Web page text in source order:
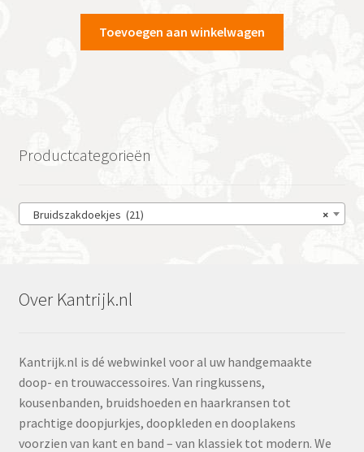
Toevoegen aan winkelwagen
Productcategorieën
×
Bruidszakdoekjes (21)
Over Kantrijk.nl
Kantrijk.nl is dé webwinkel voor al uw handgemaakte
doop- en trouwaccessoires. Van ringkussens,
kousenbanden, bruidshoeden en haarkransen tot
prachtige doopjurkjes, doopkleden en dooplakens
voorzien van kant en band – van klassiek tot modern. We